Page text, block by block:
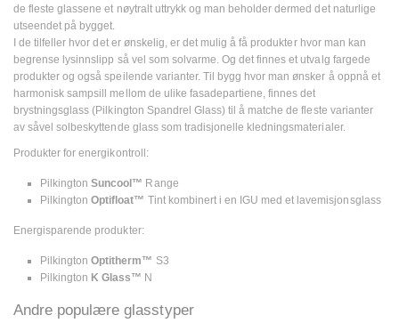
de fleste glassene et nøytralt uttrykk og man beholder dermed det naturlige
utseendet på bygget.
I de tilfeller hvor det er ønskelig, er det mulig å få produkter hvor man kan
begrense lysinnslipp så vel som solvarme. Og det finnes et utvalg fargede
produkter og også speilende varianter. Til bygg hvor man ønsker å oppnå et
harmonisk sampsill mellom de ulike fasadepartiene, finnes det
brystningsglass (Pilkington Spandrel Glass) til å matche de fleste varianter
av såvel solbeskyttende glass som tradisjonelle kledningsmaterialer.
Produkter for energikontroll:
PilkingtonSuncool™ Range
PilkingtonOptifloat™ Tint kombinert i en IGU med et lavemisjonsglass
Energisparende produkter:
Pilkington Optitherm™ S3
Pilkington K Glass™ N
Andre populære glasstyper